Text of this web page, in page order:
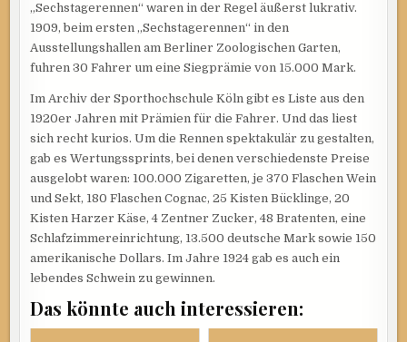
„Sechstagerennen“ waren in der Regel äußerst lukrativ.
1909, beim ersten „Sechstagerennen“ in den
Ausstellungshallen am Berliner Zoologischen Garten,
fuhren 30 Fahrer um eine Siegprämie von 15.000 Mark.
Im Archiv der Sporthochschule Köln gibt es Liste aus den
1920er Jahren mit Prämien für die Fahrer. Und das liest
sich recht kurios. Um die Rennen spektakulär zu gestalten,
gab es Wertungssprints, bei denen verschiedenste Preise
ausgelobt waren: 100.000 Zigaretten, je 370 Flaschen Wein
und Sekt, 180 Flaschen Cognac, 25 Kisten Bücklinge, 20
Kisten Harzer Käse, 4 Zentner Zucker, 48 Bratenten, eine
Schlafzimmereinrichtung, 13.500 deutsche Mark sowie 150
amerikanische Dollars. Im Jahre 1924 gab es auch ein
lebendes Schwein zu gewinnen.
Das könnte auch interessieren: